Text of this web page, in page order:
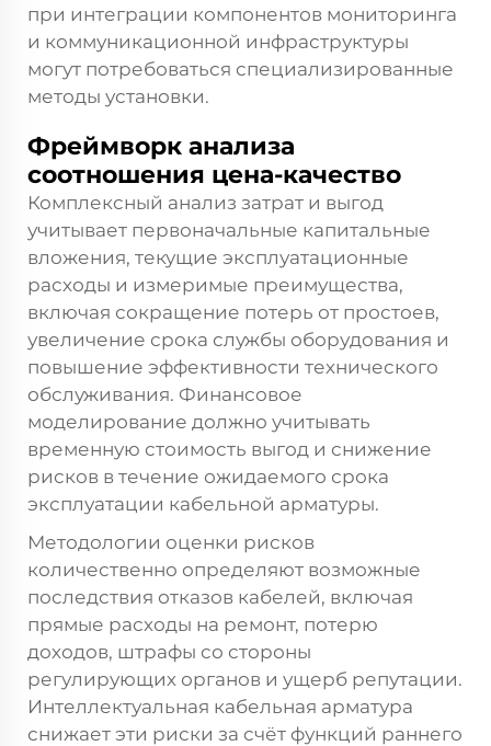
при интеграции компонентов мониторинга
и коммуникационной инфраструктуры
могут потребоваться специализированные
методы установки.
Фреймворк анализа
соотношения цена-качество
Комплексный анализ затрат и выгод
учитывает первоначальные капитальные
вложения, текущие эксплуатационные
расходы и измеримые преимущества,
включая сокращение потерь от простоев,
увеличение срока службы оборудования и
повышение эффективности технического
обслуживания. Финансовое
моделирование должно учитывать
временную стоимость выгод и снижение
рисков в течение ожидаемого срока
эксплуатации кабельной арматуры.
Методологии оценки рисков
количественно определяют возможные
последствия отказов кабелей, включая
прямые расходы на ремонт, потерю
доходов, штрафы со стороны
регулирующих органов и ущерб репутации.
Интеллектуальная кабельная арматура
снижает эти риски за счёт функций раннего